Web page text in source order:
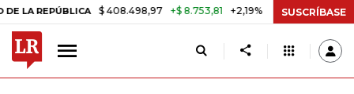
$ 408.498,97 +$ 8.753,81 +2,19% TASA DE USURA
SUSCRÍBASE